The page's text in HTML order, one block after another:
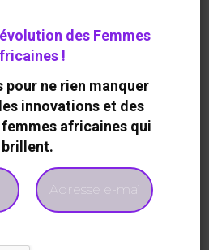
des Femmes
!
pour ne rien manquer
innovations et des
africaines qui
brillent.